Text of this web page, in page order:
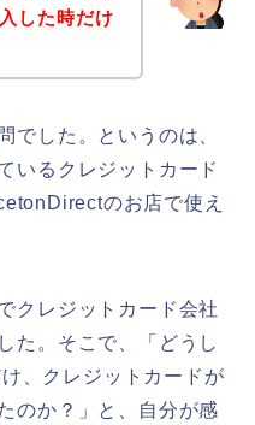
した時だけ
でした。というのは、
いるクレジットカード
のお店で使え
クレジットカード会社
た。そこで、「どうし
、クレジットカードが
のか？」と、自分が感